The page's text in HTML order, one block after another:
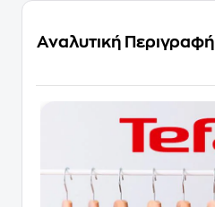
Αναλυτική Περιγραφή